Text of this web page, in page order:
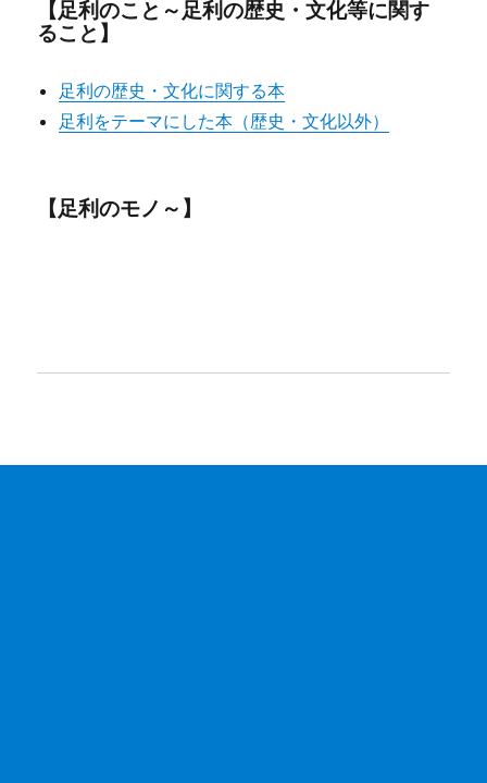
【足利のこと～足利の歴史・文化等に関す
ること】
足利の歴史・文化に関する本
足利をテーマにした本（歴史・文化以外）
【足利のモノ～】